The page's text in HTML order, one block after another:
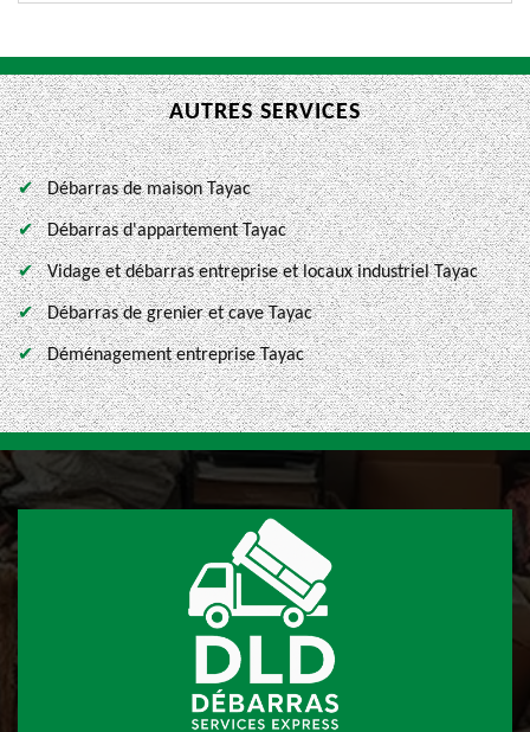
AUTRES SERVICES
Débarras de maison Tayac
Débarras d'appartement Tayac
Vidage et débarras entreprise et locaux industriel Tayac
Débarras de grenier et cave Tayac
Déménagement entreprise Tayac